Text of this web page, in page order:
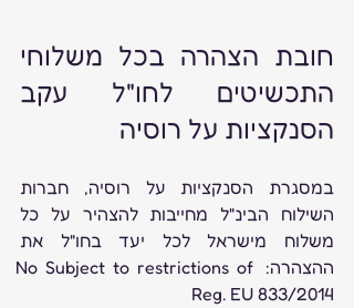
הסנקציות על רוסיה
ההצהרה: No Subject to restrictions of
Reg. EU 833/2014